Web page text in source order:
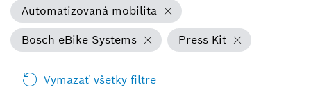
Automatizovaná mobilita
Bosch eBike Systems
Press Kit
Vymazať všetky filtre